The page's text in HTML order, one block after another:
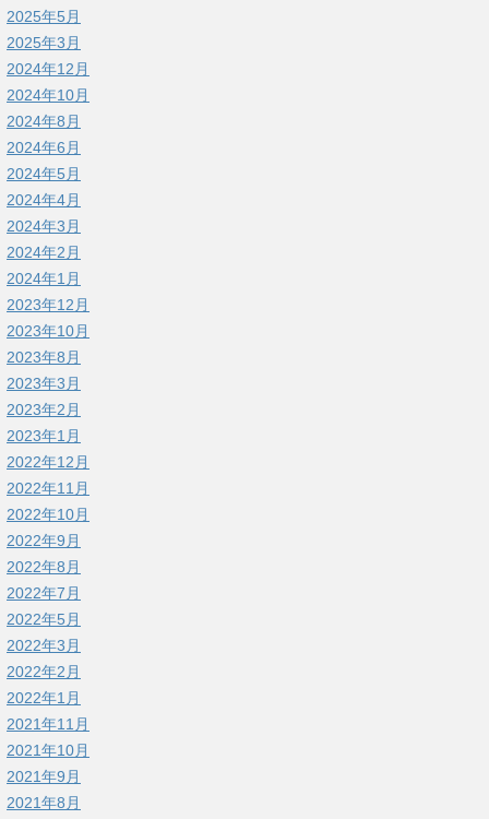
2025年5月
2025年3月
2024年12月
2024年10月
2024年8月
2024年6月
2024年5月
2024年4月
2024年3月
2024年2月
2024年1月
2023年12月
2023年10月
2023年8月
2023年3月
2023年2月
2023年1月
2022年12月
2022年11月
2022年10月
2022年9月
2022年8月
2022年7月
2022年5月
2022年3月
2022年2月
2022年1月
2021年11月
2021年10月
2021年9月
2021年8月